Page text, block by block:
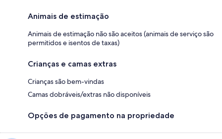
Animais de estimação
Animais de estimação não são aceitos (animais de serviço são
permitidos e isentos de taxas)
Crianças e camas extras
Crianças são bem-vindas
Camas dobráveis/extras não disponíveis
Opções de pagamento na propriedade